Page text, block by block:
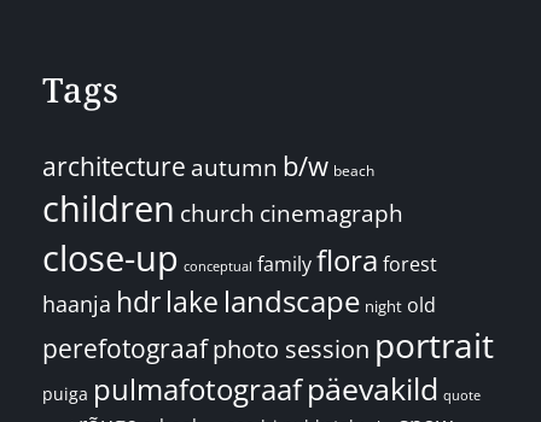
Tags
architecture autumn b/w beach
children church cinemagraph
close-up conceptual familyflora forest
haanja hdrlake landscape night old
perefotograafphoto session portrait
puiga pulmafotograafpäevakild quote